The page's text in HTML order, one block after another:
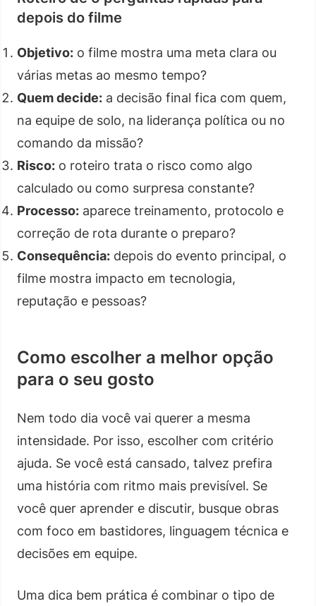
depois do filme
Objetivo: o filme mostra uma meta clara ou
várias metas ao mesmo tempo?
Quem decide: a decisão final fica com quem,
na equipe de solo, na liderança política ou no
comando da missão?
Risco: o roteiro trata o risco como algo
calculado ou como surpresa constante?
Processo: aparece treinamento, protocolo e
correção de rota durante o preparo?
Consequência: depois do evento principal, o
filme mostra impacto em tecnologia,
reputação e pessoas?
Como escolher a melhor opção
para o seu gosto
Nem todo dia você vai querer a mesma
intensidade. Por isso, escolher com critério
ajuda. Se você está cansado, talvez prefira
uma história com ritmo mais previsível. Se
você quer aprender e discutir, busque obras
com foco em bastidores, linguagem técnica e
decisões em equipe.
Uma dica bem prática é combinar o tipo de